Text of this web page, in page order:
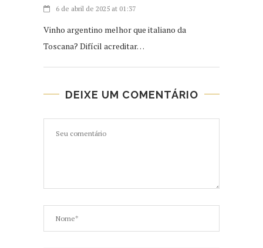
6 de abril de 2025 at 01:37
Vinho argentino melhor que italiano da
Toscana? Difícil acreditar…
DEIXE UM COMENTÁRIO